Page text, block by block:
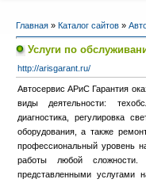
Главная» Каталог сайтов»
Услуги по
http://arisgarant.ru/
Автосервис АРиС Гарантия
виды деятельности:
диагностика, регулировка
оборудования, а также
профессиональный уровень
работы любой
представленными услугами